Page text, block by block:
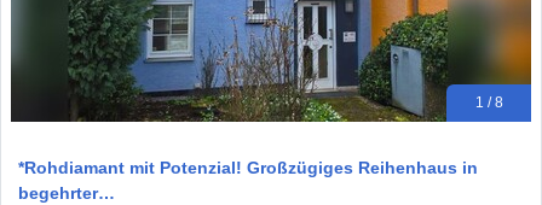
1 / 8
*Rohdiamant mit Potenzial! Großzügiges Reihenhaus in
begehrter…